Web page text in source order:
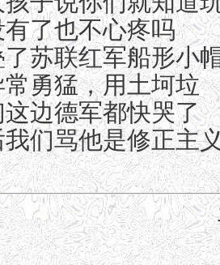
了也不心疼吗
苏联红军船形小
勇猛，用土坷垃
边德军都快哭了
们骂他是修正主